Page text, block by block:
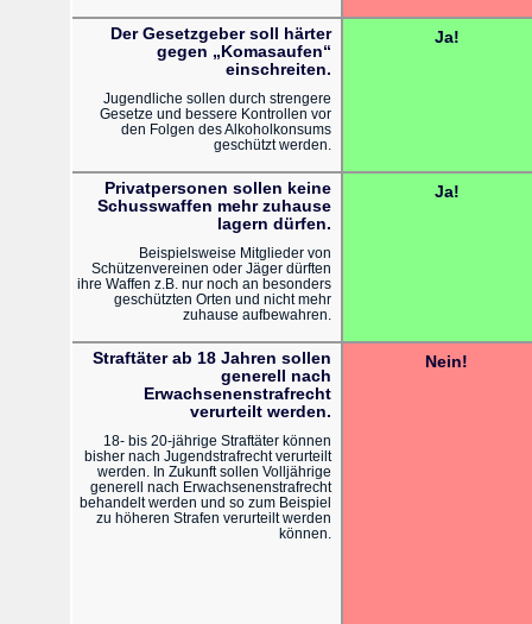
Der Gesetzgeber soll härter
gegen „Komasaufen“
einschreiten.
Jugendliche sollen durch strengere
Gesetze und bessere Kontrollen vor
den Folgen des Alkoholkonsums
geschützt werden.
Ja!
Privatpersonen sollen keine
Schusswaffen mehr zuhause
lagern dürfen.
Beispielsweise Mitglieder von
Schützenvereinen oder Jäger dürften
ihre Waffen z.B. nur noch an besonders
geschützten Orten und nicht mehr
zuhause aufbewahren.
Ja!
Straftäter ab 18 Jahren sollen
generell nach
Erwachsenenstrafrecht
verurteilt werden.
18- bis 20-jährige Straftäter können
bisher nach Jugendstrafrecht verurteilt
werden. In Zukunft sollen Volljährige
generell nach Erwachsenenstrafrecht
behandelt werden und so zum Beispiel
zu höheren Strafen verurteilt werden
können.
Nein!